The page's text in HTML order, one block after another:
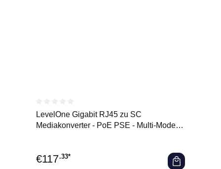
Durchschnittliche Bewertung von 0 von 5 Sternen
LevelOne Gigabit RJ45 zu SC
Mediakonverter - PoE PSE - Multi-Mode
€117.33*